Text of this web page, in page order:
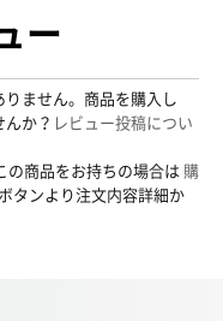
ー
ません。商品を購入し
か？ レビュー投稿につい
の商品をお持ちの場合は 購
タンより注文内容詳細か